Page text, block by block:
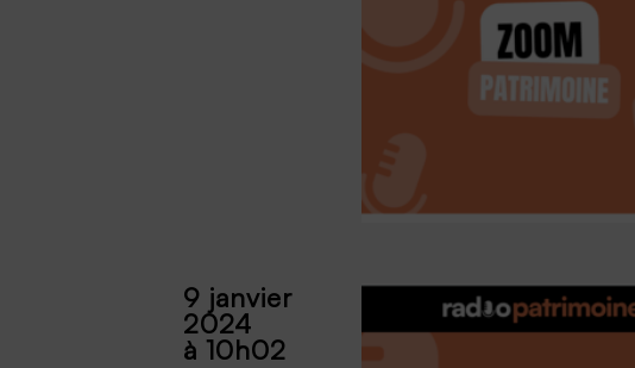
9 janvier
2024
à 10h02